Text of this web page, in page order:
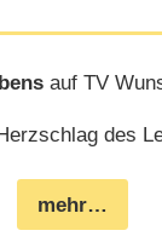
auf TV
des
mehr…